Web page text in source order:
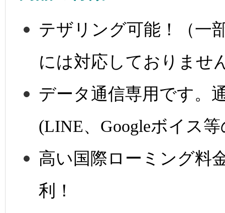
テザリング可能！（一
には対応しておりませ
データ通信専用です。
(LINE、Googleボイス
高い国際ローミング料
利！